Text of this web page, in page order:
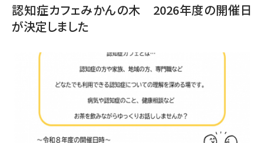
認知症カフェみかんの木 2026年度の開催日
が決定しました